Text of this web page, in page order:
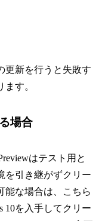
更新を行うと失敗す
す。
場合
はテスト用と
を引き継がずクリー
能な場合は、こちら
10を入手してクリー